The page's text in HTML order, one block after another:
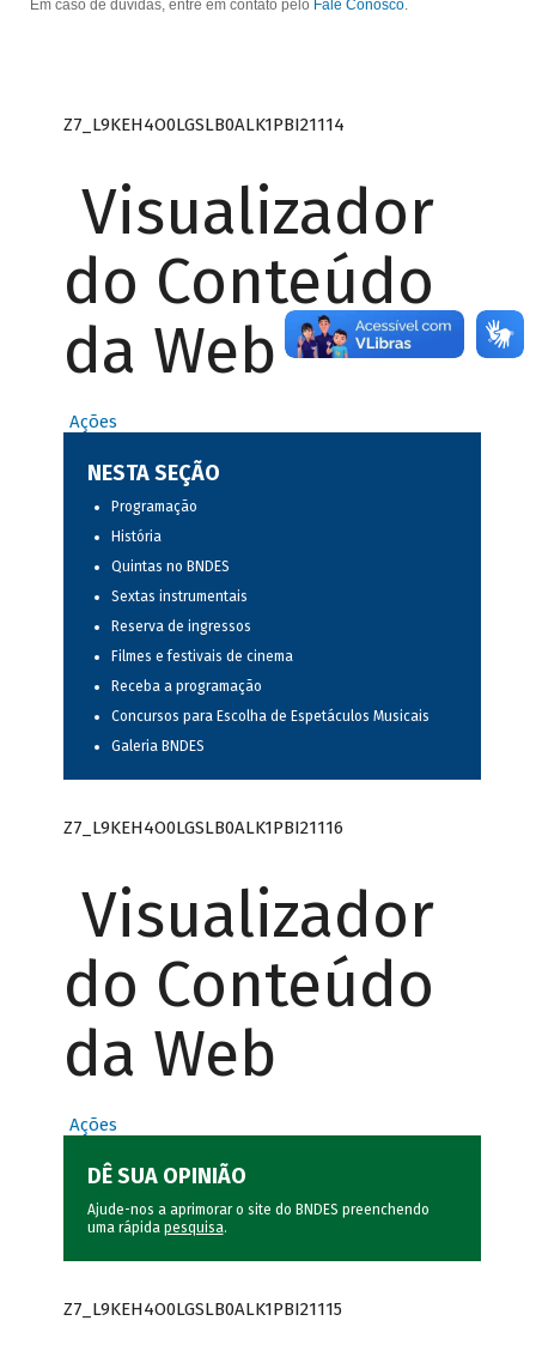
Em caso de dúvidas, entre em contato pelo Fale Conosco.
Z7_L9KEH4O0LGSLB0ALK1PBI21114
Visualizador
do Conteúdo
da Web
Ações
NESTA SEÇÃO
Programação
História
Quintas no BNDES
Sextas instrumentais
Reserva de ingressos
Filmes e festivais de cinema
Receba a programação
Concursos para Escolha de Espetáculos Musicais
Galeria BNDES
Z7_L9KEH4O0LGSLB0ALK1PBI21116
Visualizador
do Conteúdo
da Web
Ações
DÊ SUA OPINIÃO
Ajude-nos a aprimorar o site do BNDES preenchendo
uma rápida pesquisa.
Z7_L9KEH4O0LGSLB0ALK1PBI21115